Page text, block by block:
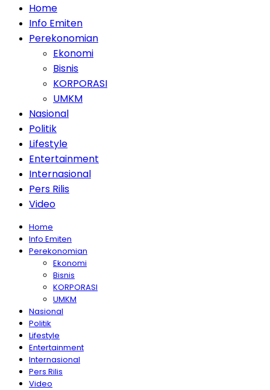
Home
Info Emiten
Perekonomian
Ekonomi
Bisnis
KORPORASI
UMKM
Nasional
Politik
Lifestyle
Entertainment
Internasional
Pers Rilis
Video
Home
Info Emiten
Perekonomian
Ekonomi
Bisnis
KORPORASI
UMKM
Nasional
Politik
Lifestyle
Entertainment
Internasional
Pers Rilis
Video